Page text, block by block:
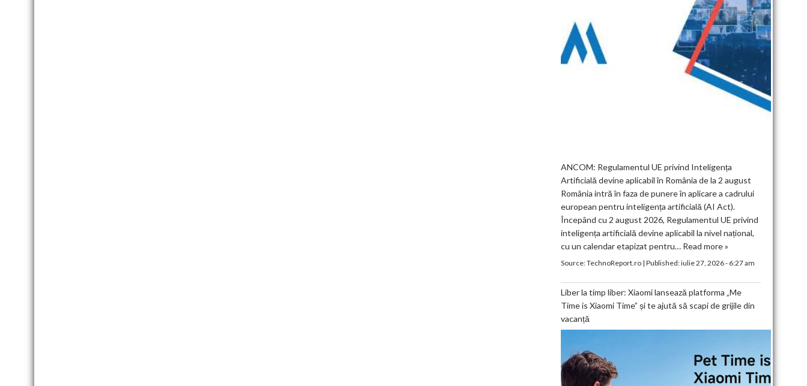
ANCOM: Regulamentul UE privind Inteligența
Artificială devine aplicabil în România de la 2 august
România intră în faza de punere în aplicare a cadrului
european pentru inteligența artificială (AI Act).
Începând cu 2 august 2026, Regulamentul UE privind
inteligența artificială devine aplicabil la nivel național,
cu un calendar etapizat pentru… Read more »
Source:TechnoReport.ro| Published:iulie 27, 2026 - 6:27 am
Liber la timp liber: Xiaomi lansează platforma „Me
Time is Xiaomi Time” și te ajută să scapi de grijile din
vacanță